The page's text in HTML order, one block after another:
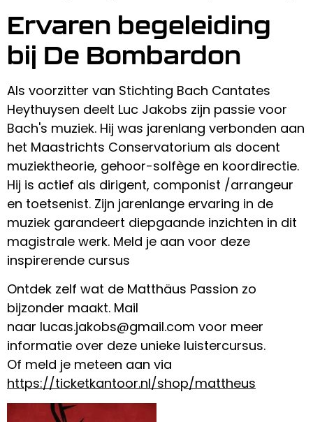
Ervaren begeleiding
bij De Bombardon
Als voorzitter van Stichting Bach Cantates
Heythuysen deelt Luc Jakobs zijn passie voor
Bach's muziek. Hij was jarenlang verbonden aan
het Maastrichts Conservatorium als docent
muziektheorie, gehoor-solfège en koordirectie.
Hij is actief als dirigent, componist /arrangeur
en toetsenist. Zijn jarenlange ervaring in de
muziek garandeert diepgaande inzichten in dit
magistrale werk. Meld je aan voor deze
inspirerende cursus
Ontdek zelf wat de Matthäus Passion zo
bijzonder maakt. Mail
naar lucas.jakobs@gmail.com voor meer
informatie over deze unieke luistercursus.
Of meld je meteen aan via
https://ticketkantoor.nl/shop/mattheus